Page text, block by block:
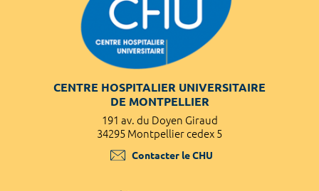
CENTRE HOSPITALIER UNIVERSITAIRE
DE MONTPELLIER
191 av. du Doyen Giraud
34295 Montpellier cedex 5
Contacter le CHU